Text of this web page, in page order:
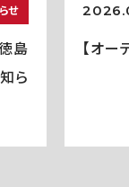
せ
島
ら
【オー